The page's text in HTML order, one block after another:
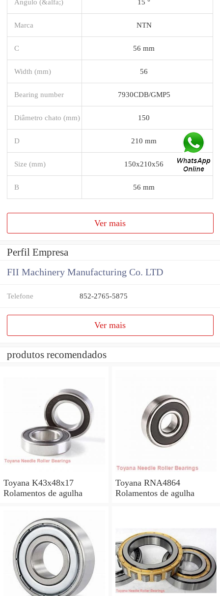
Marca NTN
C 56 mm
Width (mm) 56
Bearing number 7930CDB/GMP5
Diâmetro chato (mm) 150
D 210 mm
Size (mm) 150x210x56
B 56 mm
Ver mais
Perfil Empresa
FII Machinery Manufacturing Co. LTD
Telefone 852-2765-5875
Ver mais
produtos recomendados
Toyana K43x48x17
Rolamentos de agulha
Toyana RNA4864
Rolamentos de agulha